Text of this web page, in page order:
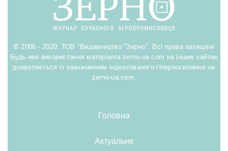
© 2006 - 2020. ТОВ "Видавництво "Зерно". Всі права захищені
Будь-яке використання матеріалів zerno-ua.com на інших сайтах
дозволяється із зазначенням індексованого гіперпосилання на
zerno-ua.com.
Головна
Актуальне